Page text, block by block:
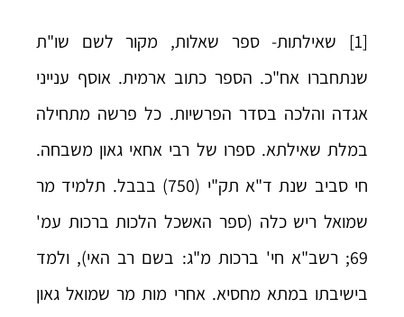
[1]
שאילתות- ספר שאלות, מקור לשם שו"ת
שנתחברו אח"כ. הספר כתוב ארמית. אוסף ענייני
אגדה והלכה בסדר הפרשיות. כל פרשה מתחילה
במלת שאילתא. ספרו של רבי אחאי גאון משבחה.
חי סביב שנת ד"א תק"י (750) בבבל. תלמיד מר
שמואל ריש כלה (ספר האשכל הלכות ברכות עמ'
69; רשב"א חי' ברכות מ"ג: בשם רב האי), ולמד
בישיבתו במתא מחסיא. אחרי מות מר שמואל גאון